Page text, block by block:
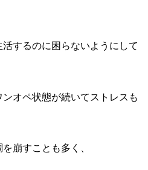
するのに困らないようにして
オペ状態が続いてストレスも
崩すことも多く、